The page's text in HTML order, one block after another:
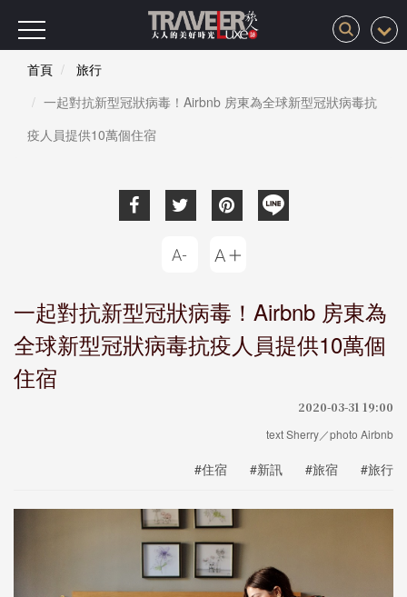
首頁
旅行
一起對抗新型冠狀病毒！Airbnb 房東為全球新型冠狀病毒抗
疫人員提供10萬個住宿
一起對抗新型冠狀病毒！Airbnb 房東為
全球新型冠狀病毒抗疫人員提供10萬個
住宿
2020-03-31 19:00
text Sherry／photo Airbnb
#住宿 #新訊 #旅宿 #旅行